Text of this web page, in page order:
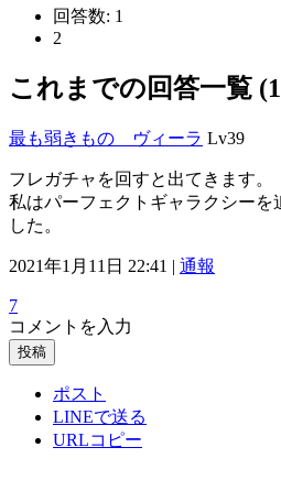
回答数: 1
2
これまでの回答一覧
最も弱きもの ヴィーラ Lv39
フレガチャを回すと出てきます。
私はパーフェクトギャラクシーを
した。
2021年1月11日 22:41 | 通報
7
コメントを入力
投稿
ポスト
LINEで送る
URLコピー